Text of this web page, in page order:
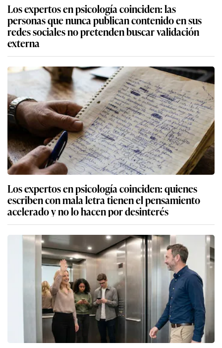
Los expertos en psicología coinciden: las
personas que nunca publican contenido en sus
redes sociales no pretenden buscar validación
externa
Los expertos en psicología coinciden: quienes
escriben con mala letra tienen el pensamiento
acelerado y no lo hacen por desinterés